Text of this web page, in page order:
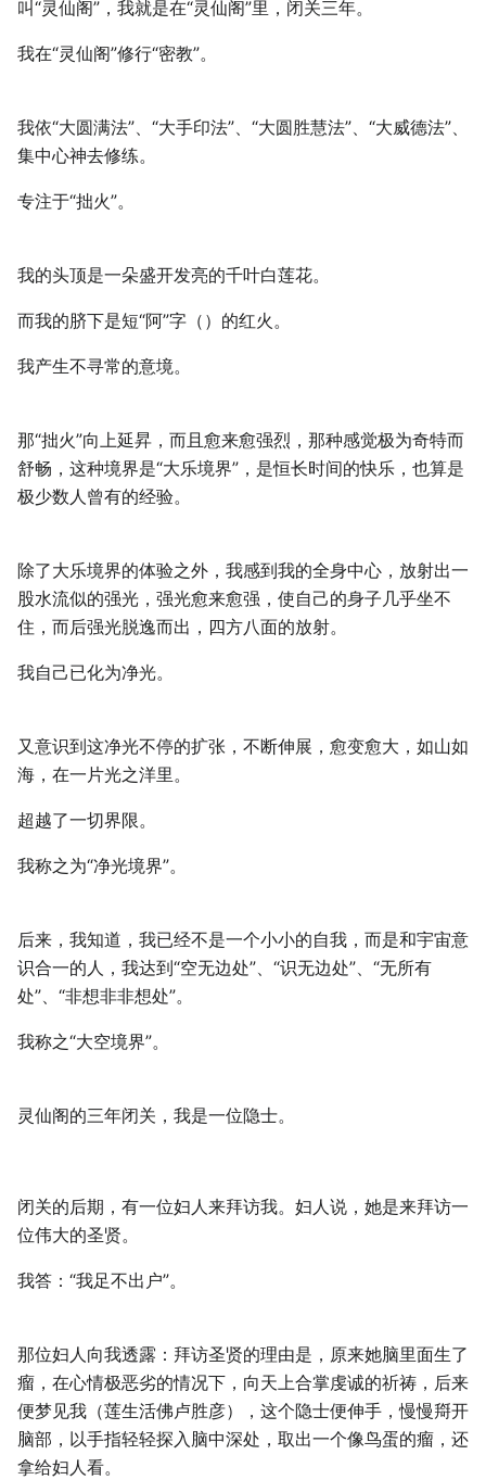
叫“灵仙阁”，我就是在“灵仙阁”里，闭关三年。
我在“灵仙阁”修行“密教”。
我依“大圆满法”、“大手印法”、“大圆胜慧法”、“大威德法”、
集中心神去修练。
专注于“拙火”。
我的头顶是一朵盛开发亮的千叶白莲花。
而我的脐下是短“阿”字（）的红火。
我产生不寻常的意境。
那“拙火”向上延昇，而且愈来愈强烈，那种感觉极为奇特而
舒畅，这种境界是“大乐境界”，是恒长时间的快乐，也算是
极少数人曾有的经验。
除了大乐境界的体验之外，我感到我的全身中心，放射出一
股水流似的强光，强光愈来愈强，使自己的身子几乎坐不
住，而后强光脱逸而出，四方八面的放射。
我自己已化为净光。
又意识到这净光不停的扩张，不断伸展，愈变愈大，如山如
海，在一片光之洋里。
超越了一切界限。
我称之为“净光境界”。
后来，我知道，我已经不是一个小小的自我，而是和宇宙意
识合一的人，我达到“空无边处”、“识无边处”、“无所有
处”、“非想非非想处”。
我称之“大空境界”。
灵仙阁的三年闭关，我是一位隐士。
闭关的后期，有一位妇人来拜访我。妇人说，她是来拜访一
位伟大的圣贤。
我答：“我足不出户”。
那位妇人向我透露：拜访圣贤的理由是，原来她脑里面生了
瘤，在心情极恶劣的情况下，向天上合掌虔诚的祈祷，后来
便梦见我（莲生活佛卢胜彦），这个隐士便伸手，慢慢搿开
脑部，以手指轻轻探入脑中深处，取出一个像鸟蛋的瘤，还
拿给妇人看。